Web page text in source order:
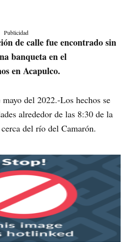
Publicidad
de calle fue encontrado sin
banqueta en el
en Acapulco.
del 2022.-Los hechos se
alrededor de las 8:30 de la
del río del Camarón.